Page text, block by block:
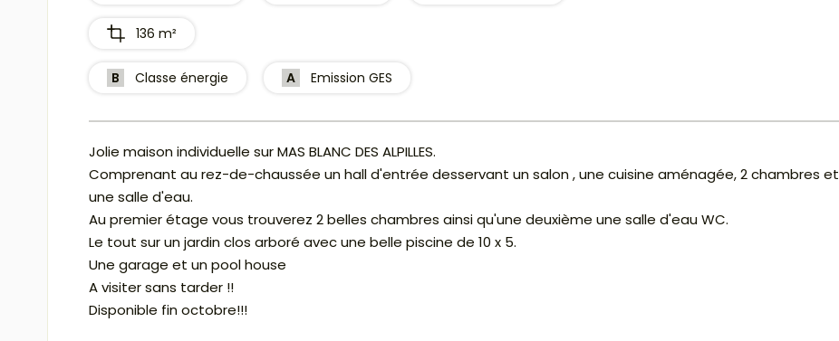
136 m²
B Classe énergie A Emission GES
Jolie maison individuelle sur MAS BLANC DES ALPILLES.
Comprenant au rez-de-chaussée un hall d'entrée desservant un salon , une cuisine aménagée, 2 chambres et
une salle d'eau.
Au premier étage vous trouverez 2 belles chambres ainsi qu'une deuxième une salle d'eau WC.
Le tout sur un jardin clos arboré avec une belle piscine de 10 x 5.
Une garage et un pool house
A visiter sans tarder !!
Disponible fin octobre!!!